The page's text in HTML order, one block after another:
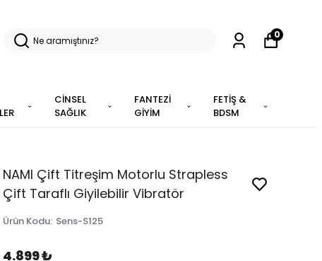
CİNSEL
SAĞLIK
FANTEZİ
GİYİM
FETİŞ &
BDSM
0
NAMI Çift Titreşim Motorlu Strapless
Çift Taraflı Giyilebilir Vibratör
Ürün Kodu: Sens-S125
4.899 ₺